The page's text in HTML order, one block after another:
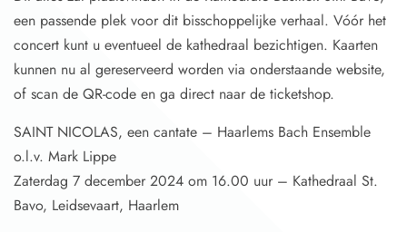
een passende plek voor dit bisschoppelijke verhaal. Vóór het
concert kunt u eventueel de kathedraal bezichtigen. Kaarten
kunnen nu al gereserveerd worden via onderstaande website,
of scan de QR-code en ga direct naar de ticketshop.
SAINT NICOLAS, een cantate – Haarlems Bach Ensemble
o.l.v. Mark Lippe
Zaterdag 7 december 2024 om 16.00 uur – Kathedraal St.
Bavo, Leidsevaart, Haarlem